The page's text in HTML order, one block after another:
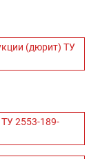
(дюрит) ТУ
2553-189-